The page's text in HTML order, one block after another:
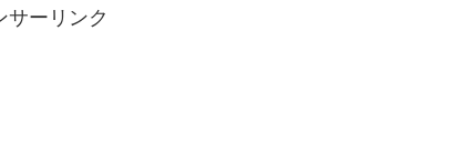
サーリンク